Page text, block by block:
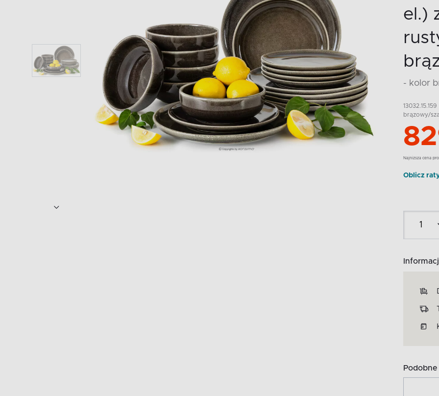
el.)
- kolor
13032.15.159
brązowy/
Najnizsza cena
Oblicz